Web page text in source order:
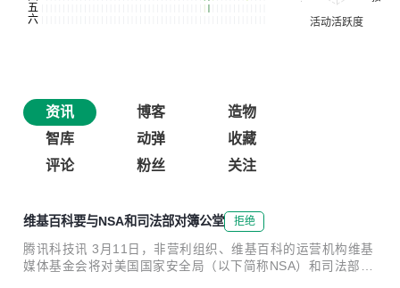
资讯 博客
造物
智库
动弹
收藏
评论
粉丝 关注
维基百科要与NSA和司法部对簿公堂 拒绝
腾讯科技讯 3月11日，非营利组织、维基百科的运营机构维基
媒体基金会将对美国国家安全局（以下简称NSA）和司法部发